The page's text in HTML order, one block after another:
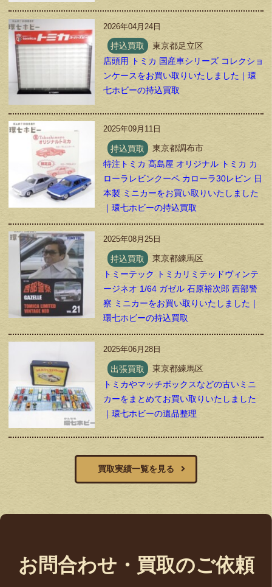
2026年04月24日
持込買取
東京都足立区
店頭用 トミカ 国産車シリーズ コレクショ
ンケースをお買い取りいたしました｜環
七ホビーの持込買取
2025年09月11日
持込買取
東京都調布市
特注トミカ 髙島屋 オリジナル トミカ カ
ローラレビンクーペ カローラ30レビン 日
本製 ミニカーをお買い取りいたしました
｜環七ホビーの持込買取
2025年08月25日
持込買取
東京都練馬区
トミーテック トミカリミテッドヴィンテ
ージネオ 1/64 ガゼル 石原裕次郎 西部警
察 ミニカーをお買い取りいたしました｜
環七ホビーの持込買取
2025年06月28日
出張買取
東京都練馬区
トミカやマッチボックスなどの古いミニ
カーをまとめてお買い取りいたしました
｜環七ホビーの遺品整理
買取実績一覧を見る
お問合わせ・買取のご依頼